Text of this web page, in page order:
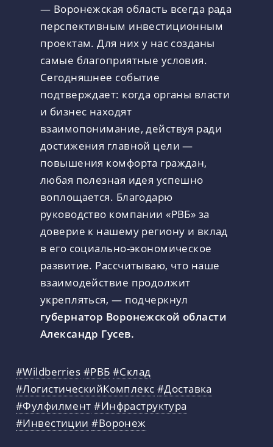
— Воронежская область всегда рада
перспективным инвестиционным
проектам. Для них у нас созданы
самые благоприятные условия.
Сегодняшнее событие
подтверждает: когда органы власти
и бизнес находят
взаимопонимание, действуя ради
достижения главной цели —
повышения комфорта граждан,
любая полезная идея успешно
воплощается. Благодарю
руководство компании «РВБ» за
доверие к нашему региону и вклад
в его социально-экономическое
развитие. Рассчитываю, что наше
взаимодействие продолжит
укрепляться, — подчеркнул
губернатор Воронежской области
Александр Гусев.
#Wildberries #РВБ #Склад
#ЛогистическийКомплекс #Доставка
#Фулфилмент #Инфраструктура
#Инвестиции #Воронеж